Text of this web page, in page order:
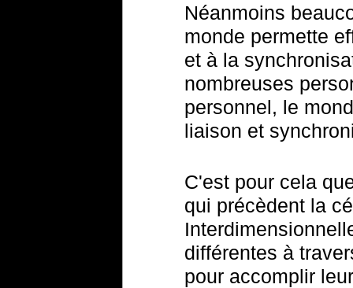
Néanmoins
monde permette
et à la
nombreuses
personnel, le
liaison et
C'est pour cela
qui précèdent la
différentes à
pour accomplir